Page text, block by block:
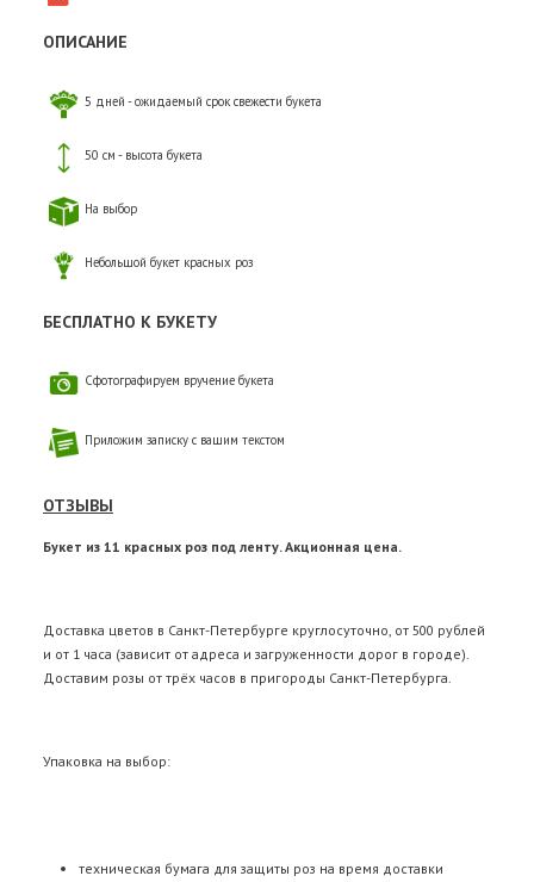
ОПИСАНИЕ
5 дней - ожидаемый срок свежести букета
50 см - высота букета
На выбор
Небольшой букет красных роз
БЕСПЛАТНО К БУКЕТУ
Сфотографируем вручение букета
Приложим записку с вашим текстом
ОТЗЫВЫ
Букет из 11 красных роз под ленту. Акционная цена.
Доставка цветов в Санкт-Петербурге круглосуточно, от 500 рублей
и от 1 часа (зависит от адреса и загруженности дорог в городе).
Доставим розы от трёх часов в пригороды Санкт-Петербурга.
Упаковка на выбор:
техническая бумага для защиты роз на время доставки